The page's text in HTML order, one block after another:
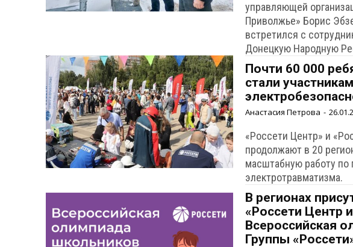
управляющей
Приволжье» Борис
встретился с
Донецкую Народную
Почти 60 000
стали
Анастасия Петрова -
«Россети Центр» и
продолжают в 20
масштабную работу по
электротравматизма.
В регионах
«Россети Центр
Всероссийская
Группы